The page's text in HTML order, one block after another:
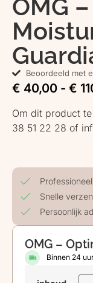
OMG
Beoordeeld met
€ 40,00 - €
Om dit product
38 51 22 28 of
Snelle
Persoonlijk
OMG –
Binnen 24